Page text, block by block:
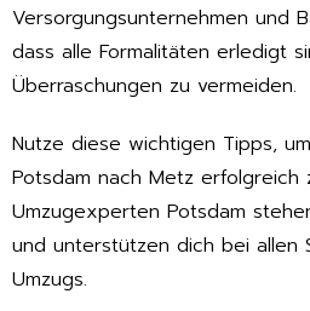
Versorgungsunternehmen und
dass alle Formalitäten erledigt
Überraschungen zu vermeiden.
Nutze diese wichtigen Tipps,
Potsdam nach Metz erfolgreich
Umzugexperten Potsdam
und unterstützen dich bei allen
Umzugs.